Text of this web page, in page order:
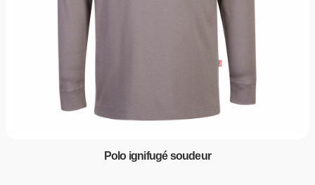
Polo ignifugé soudeur